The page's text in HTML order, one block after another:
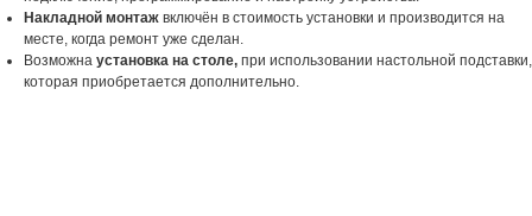
Накладной монтаж включён в стоимость установки и производится на
месте, когда ремонт уже сделан.
Возможна установка на столе, при использовании настольной подставки,
которая приобретается дополнительно.